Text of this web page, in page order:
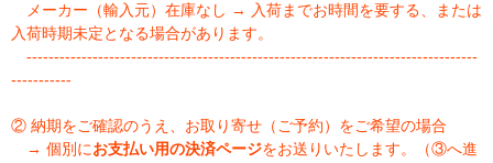
メーカー（輸入元）在庫なし → 入荷までお時間を要する、または
入荷時期未定となる場合があります。
----------------------------------------------------------------------------------
-----------
② 納期をご確認のうえ、お取り寄せ（ご予約）をご希望の場合
→ 個別にお支払い用の決済ページをお送りいたします。（③へ進